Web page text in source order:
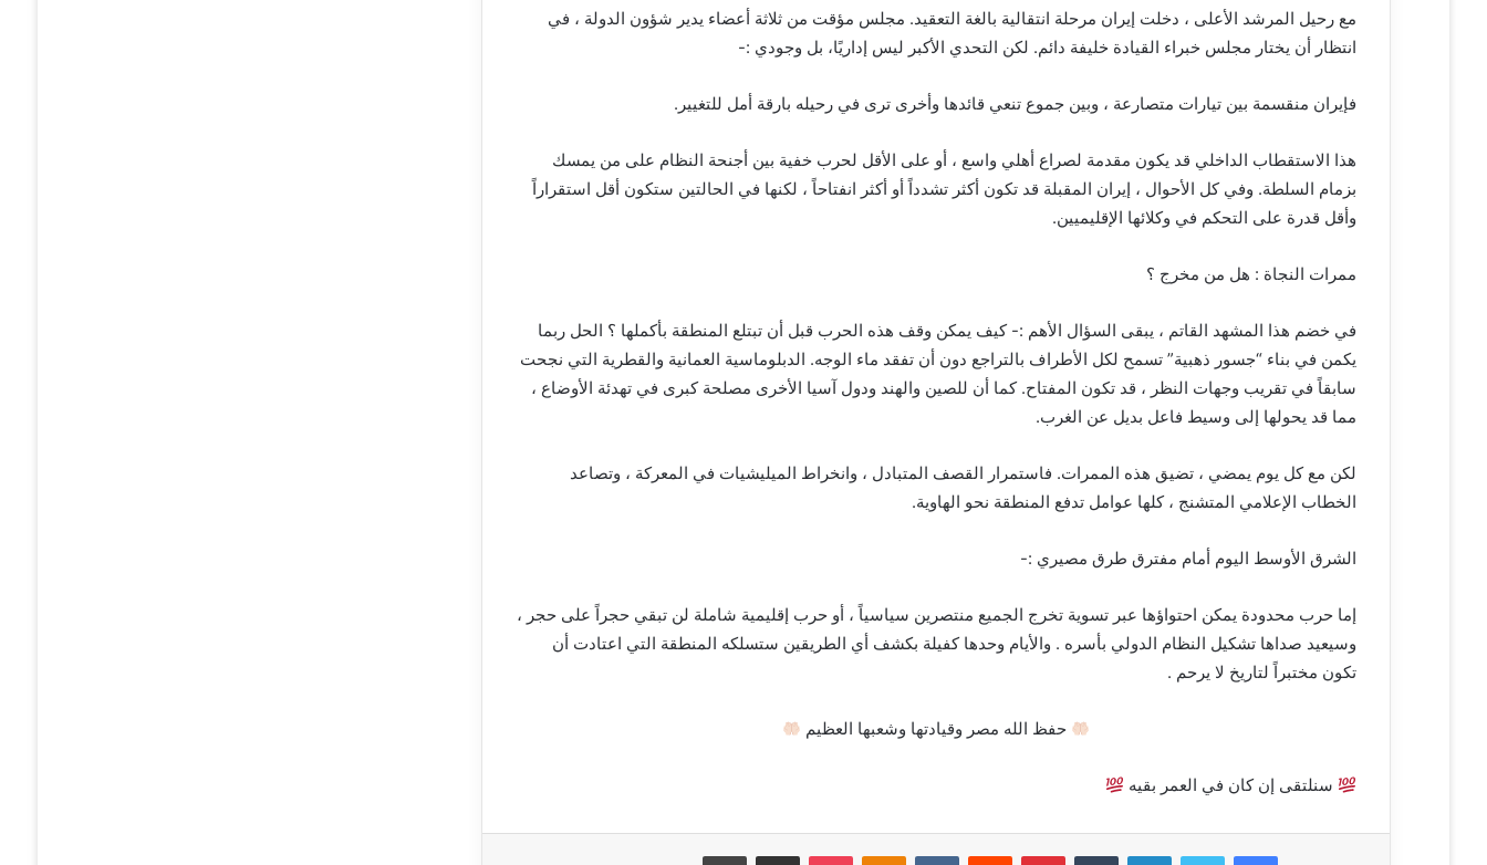
مع رحيل المرشد الأعلى ، دخلت إيران مرحلة انتقالية بالغة التعقيد. مجلس مؤقت من ثلاثة أعضاء يدير شؤون الدولة ، في
انتظار أن يختار مجلس خبراء القيادة خليفة دائم. لكن التحدي الأكبر ليس إداريًا، بل وجودي :-
فإيران منقسمة بين تيارات متصارعة ، وبين جموع تنعي قائدها وأخرى ترى في رحيله بارقة أمل للتغيير.
هذا الاستقطاب الداخلي قد يكون مقدمة لصراع أهلي واسع ، أو على الأقل لحرب خفية بين أجنحة النظام على من يمسك
بزمام السلطة. وفي كل الأحوال ، إيران المقبلة قد تكون أكثر تشدداً أو أكثر انفتاحاً ، لكنها في الحالتين ستكون أقل استقراراً
وأقل قدرة على التحكم في وكلائها الإقليميين.
ممرات النجاة : هل من مخرج ؟
في خضم هذا المشهد القاتم ، يبقى السؤال الأهم :- كيف يمكن وقف هذه الحرب قبل أن تبتلع المنطقة بأكملها ؟ الحل ربما
يكمن في بناء “جسور ذهبية” تسمح لكل الأطراف بالتراجع دون أن تفقد ماء الوجه. الدبلوماسية العمانية والقطرية التي نجحت
سابقاً في تقريب وجهات النظر ، قد تكون المفتاح. كما أن للصين والهند ودول آسيا الأخرى مصلحة كبرى في تهدئة الأوضاع ،
مما قد يحولها إلى وسيط فاعل بديل عن الغرب.
لكن مع كل يوم يمضي ، تضيق هذه الممرات. فاستمرار القصف المتبادل ، وانخراط الميليشيات في المعركة ، وتصاعد
الخطاب الإعلامي المتشنج ، كلها عوامل تدفع المنطقة نحو الهاوية.
الشرق الأوسط اليوم أمام مفترق طرق مصيري :-
إما حرب محدودة يمكن احتواؤها عبر تسوية تخرج الجميع منتصرين سياسياً ، أو حرب إقليمية شاملة لن تبقي حجراً على حجر ،
وسيعيد صداها تشكيل النظام الدولي بأسره . والأيام وحدها كفيلة بكشف أي الطريقين ستسلكه المنطقة التي اعتادت أن
تكون مختبراً لتاريخ لا يرحم .
حفظ الله مصر وقيادتها وشعبها العظيم
سنلتقى إن كان في العمر بقيه
فيسبوك تويتر لينكدإن ‏Tumblr بينتيريست ‏Reddit
‏VKontakte
Odnoklassniki بوكيت مشاركة عبر البريد طباعة